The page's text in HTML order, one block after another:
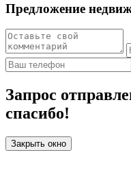
Предложение
Запрос
спасибо!
Закрыть окно